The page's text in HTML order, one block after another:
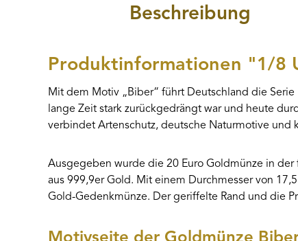
Beschreibung
Produktinformationen "1/8
Mit dem Motiv „Biber“ führt Deutschland die
lange Zeit stark zurückgedrängt war und heute
verbindet Artenschutz, deutsche Naturmotive und
Ausgegeben wurde die 20 Euro Goldmünze in
aus 999,9er Gold. Mit einem Durchmesser von
Gold-Gedenkmünze. Der geriffelte Rand und die